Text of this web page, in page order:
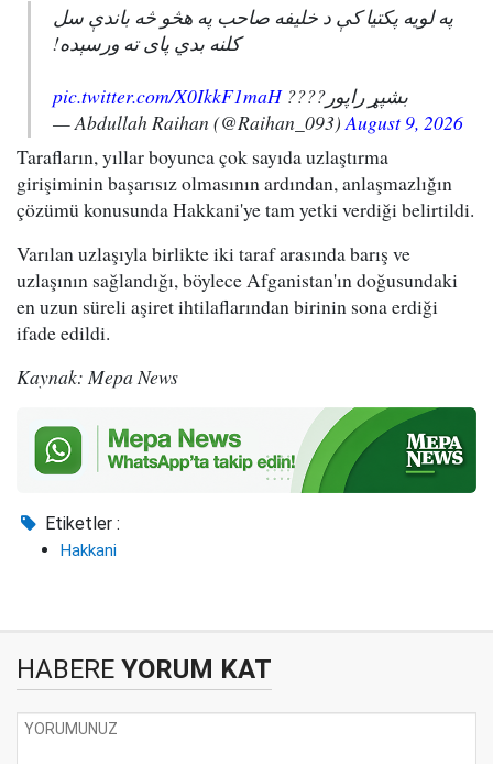
په لویه پکتیا کې د خلیفه صاحب په هڅو څه باندې سل
کلنه بدي پای ته ورسېده!
بشپړ راپور????pic.twitter.com/X0IkkF1maH
— Abdullah Raihan (@Raihan_093)August 9, 2026
Tarafların, yıllar boyunca çok sayıda uzlaştırma
girişiminin başarısız olmasının ardından, anlaşmazlığın
çözümü konusunda Hakkani'ye tam yetki verdiği belirtildi.
Varılan uzlaşıyla birlikte iki taraf arasında barış ve
uzlaşının sağlandığı, böylece Afganistan'ın doğusundaki
en uzun süreli aşiret ihtilaflarından birinin sona erdiği
ifade edildi.
Kaynak: Mepa News
Etiketler :
Hakkani
HABERE YORUM KAT